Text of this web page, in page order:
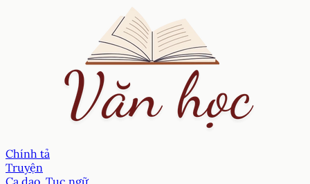
Chính tả
Truyện
Ca dao, Tục ngữ